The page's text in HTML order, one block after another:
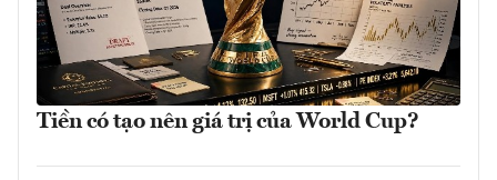
Tiền có tạo nên giá trị của World Cup?